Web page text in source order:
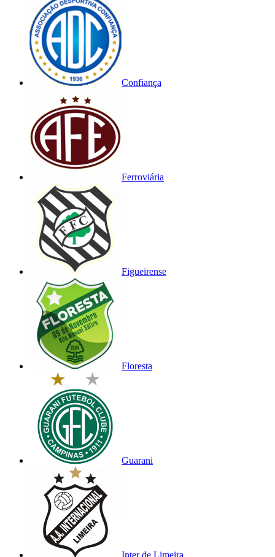
Confiança
Ferroviária
Figueirense
Floresta
Guarani
Inter de Limeira